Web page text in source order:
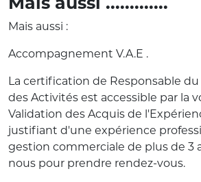
Mais aussi :
Accompagnement V.A.E .
La certification de Responsable
des Activités est accessible par la
Validation des Acquis de
justifiant d'une expérience
gestion commerciale de plus de 3
nous pour prendre rendez-vous.